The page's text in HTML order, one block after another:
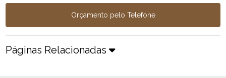
Orçamento pelo Telefone
Páginas Relacionadas